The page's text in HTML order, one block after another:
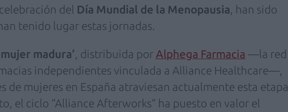
del Día Mundial de la Menopausia, han sido
tenido lugar estas jornadas.
madura’, distribuida por Alphega Farmacia —la red
independientes vinculada a Alliance Healthcare—,
de mujeres en España atraviesan actualmente esta etapa
el ciclo “Alliance Afterworks” ha puesto en valor el